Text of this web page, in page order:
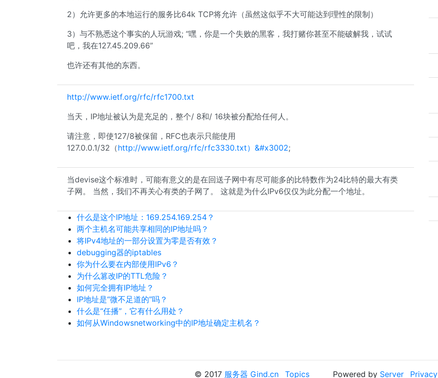
2）允许更多的本地运行的服务比64k TCP将允许（虽然这似乎不大可能达到理性的限制）
3）与不熟悉这个事实的人玩游戏; “嘿，你是一个失败的黑客，我打赌你甚至不能破解我，试试
吧，我在127.45.209.66”
也许还有其他的东西。
http://www.ietf.org/rfc/rfc1700.txt
当天，IP地址被认为是充足的，整个/ 8和/ 16块被分配给任何人。
请注意，即使127/8被保留，RFC也表示只能使用
127.0.0.1/32（http://www.ietf.org/rfc/rfc3330.txt）&#x3002;
当devise这个标准时，可能有意义的是在回送子网中有尽可能多的比特数作为24比特的最大有类
子网。 当然，我们不再关心有类的子网了。 这就是为什么IPv6仅仅为此分配一个地址。
什么是这个IP地址：169.254.169.254？
两个主机名可能共享相同的IP地址吗？
将IPv4地址的一部分设置为零是否有效？
debugging器的iptables
你为什么要在内部使用IPv6？
为什么篡改IP的TTL危险？
如何完全拥有IP地址？
IP地址是“微不足道的”吗？
什么是“任播”，它有什么用处？
如何从Windowsnetworking中的IP地址确定主机名？
© 2017 服务器 Gind.cn Topics Powered by Server